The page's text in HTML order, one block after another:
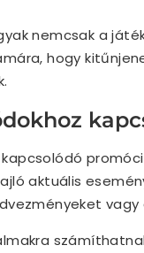
nemcsak a
hogy
aktuális